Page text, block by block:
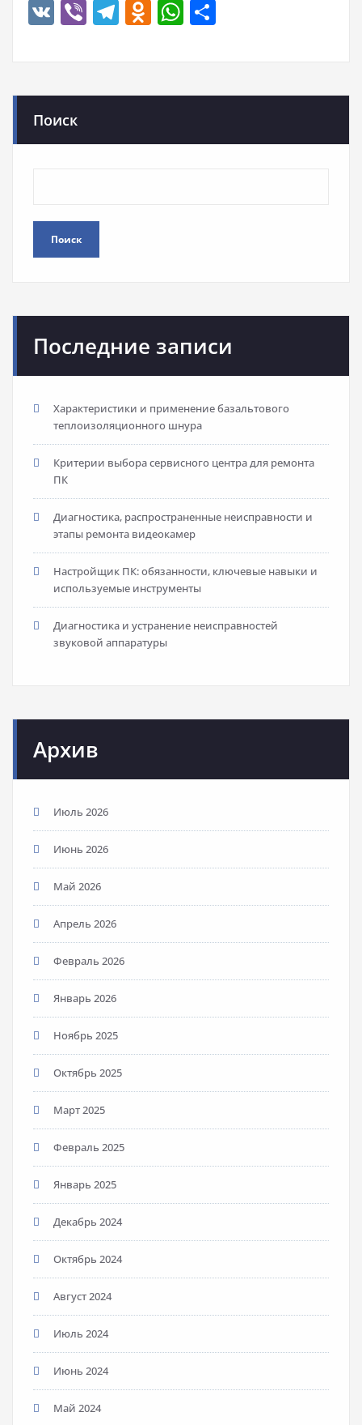
VK ViberTelegram
Odnoklassniki
WhatsApp
Поиск
Поиск
Последние записи
Характеристики и применение базальтового
теплоизоляционного шнура
Критерии выбора сервисного центра для ремонта
ПК
Диагностика, распространенные неисправности и
этапы ремонта видеокамер
Настройщик ПК: обязанности, ключевые навыки и
используемые инструменты
Диагностика и устранение неисправностей
звуковой аппаратуры
Архив
Июль 2026
Июнь 2026
Май 2026
Апрель 2026
Февраль 2026
Январь 2026
Ноябрь 2025
Октябрь 2025
Март 2025
Февраль 2025
Январь 2025
Декабрь 2024
Октябрь 2024
Август 2024
Июль 2024
Июнь 2024
Май 2024